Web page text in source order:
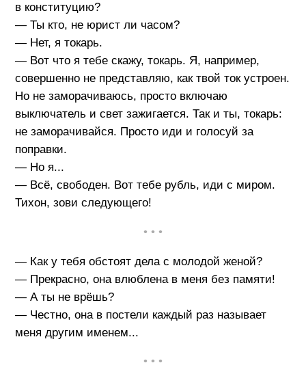
в конституцию?
— Ты кто, не юрист ли часом?
— Нет, я токарь.
— Вот что я тебе скажу, токарь. Я, например,
совершенно не представляю, как твой ток устроен.
Но не заморачиваюсь, просто включаю
выключатель и свет зажигается. Так и ты, токарь:
не заморачивайся. Просто иди и голосуй за
поправки.
— Но я...
— Всё, свободен. Вот тебе рубль, иди с миром.
Тихон, зови следующего!
• • •
— Как у тебя обстоят дела с молодой женой?
— Прекрасно, она влюблена в меня без памяти!
— А ты не врёшь?
— Честно, она в постели каждый раз называет
меня другим именем...
• • •